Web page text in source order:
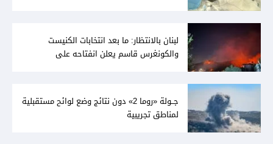
لبنان بالانتظار: ما بعد انتخابات الكنيست
والكونغرس قاسم يعلن انفتاحه على
جــولة «روما 2» دون نتائج وضع لوائح مستقبلية
لمناطق تجريبية